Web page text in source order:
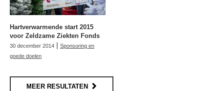
Hartverwarmende start 2015
voor Zeldzame Ziekten Fonds
30 december 2014 | Sponsoring en
goede doelen
MEER RESULTATEN